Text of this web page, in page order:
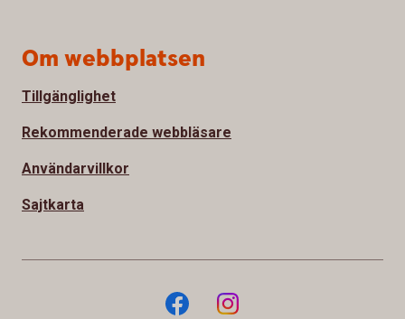
Om webbplatsen
Tillgänglighet
Rekommenderade webbläsare
Användarvillkor
Sajtkarta